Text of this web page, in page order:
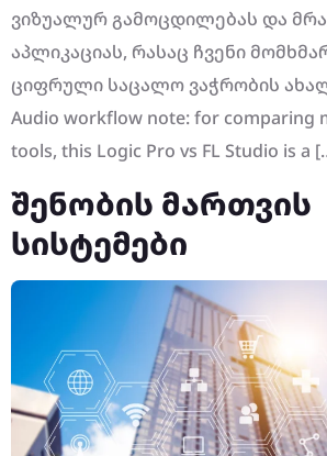
ვიზუალურ გამოცდილებას და
აპლიკაციას, რასაც ჩვენი
ციფრული საცალო ვაჭრობის
Audio workflow note: for comparing
tools, this Logic Pro vs FL Studio is a
შენობის მართვის
სისტემები